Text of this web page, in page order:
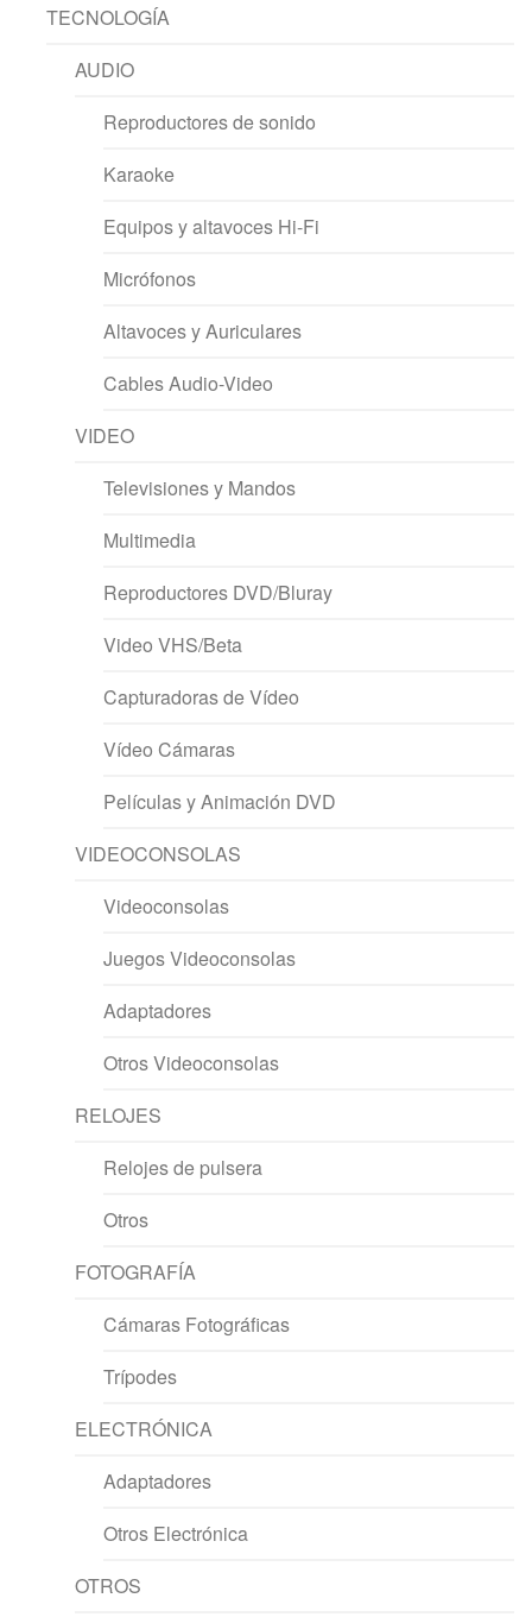
TECNOLOGÍA
AUDIO
Reproductores de sonido
Karaoke
Equipos y altavoces Hi-Fi
Micrófonos
Altavoces y Auriculares
Cables Audio-Video
VIDEO
Televisiones y Mandos
Multimedia
Reproductores DVD/Bluray
Video VHS/Beta
Capturadoras de Vídeo
Vídeo Cámaras
Películas y Animación DVD
VIDEOCONSOLAS
Videoconsolas
Juegos Videoconsolas
Adaptadores
Otros Videoconsolas
RELOJES
Relojes de pulsera
Otros
FOTOGRAFÍA
Cámaras Fotográficas
Trípodes
ELECTRÓNICA
Adaptadores
Otros Electrónica
OTROS